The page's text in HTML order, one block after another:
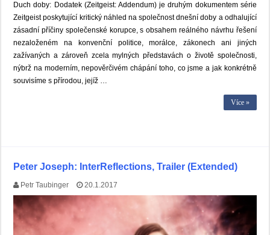
Duch doby: Dodatek (Zeitgeist: Addendum) je druhým dokumentem série
Zeitgeist poskytující kritický náhled na společnost dnešní doby a odhalující
zásadní příčiny společenské korupce, s obsahem reálného návrhu řešení
nezaloženém na konvenční politice, morálce, zákonech ani jiných
zažívaných a zároveň zcela mylných představách o životě společnosti,
nýbrž na moderním, nepověrčivém chápání toho, co jsme a jak konkrétně
souvisíme s přírodou, jejíž …
Více »
Peter Joseph: InterReflections, Trailer (Extended)
Petr Taubinger 20.1.2017